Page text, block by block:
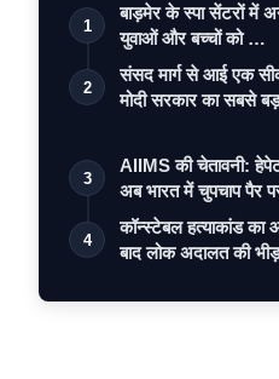
1
बाड़मेर के स्पा सेंटरों में
युवाओं और बच्चों को …
2
संसद मार्ग से आई एक
मोदी सरकार का सबसे
3
AIIMS की चेतावनी:
अब भारत में चुपचाप पैर
4
कॉन्स्टेबल हत्याकांड का
बाद लोक अदालत की